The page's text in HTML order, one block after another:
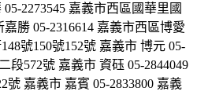
2273545 嘉義市西區國華里國
勝 05-2316614 嘉義市西區博愛
號150號152號 嘉義市 博元 05-
段572號 嘉義市 資砡 05-2844049
嘉義市 嘉賓 05-2833800 嘉義